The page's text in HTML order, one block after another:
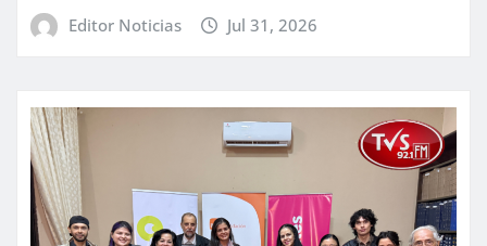
Editor Noticias Jul 31, 2026